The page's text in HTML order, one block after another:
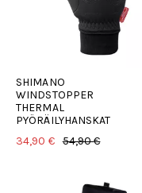
SHIMANO
WINDSTOPPER
THERMAL
PYÖRÄILYHANSKAT
34,90 € 54,90 €